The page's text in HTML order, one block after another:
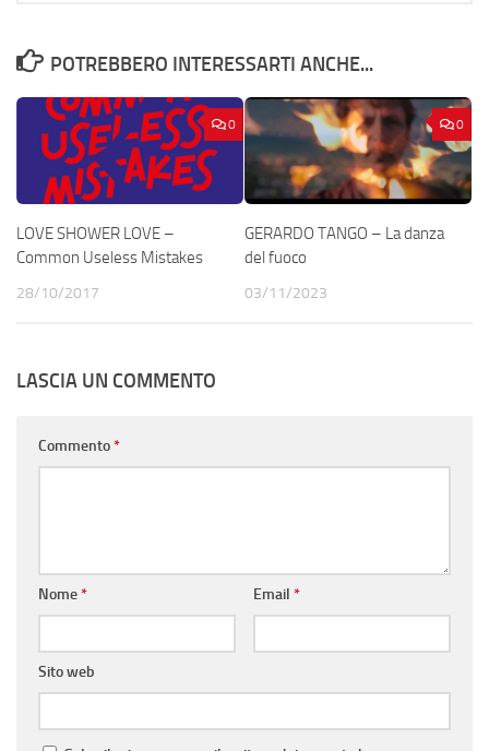
POTREBBERO INTERESSARTI ANCHE...
0
LOVE SHOWER LOVE –
Common Useless Mistakes
28/10/2017
0
GERARDO TANGO – La danza
del fuoco
03/11/2023
LASCIA UN COMMENTO
Commento*
Nome* Email *
Sito web